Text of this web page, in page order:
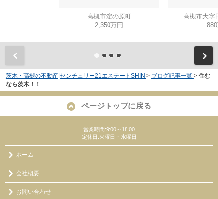
高槻市淀の原町
2,350万円
高槻市大字
茨木・高槻の不動産|センチュリー21エステートSHIN > ブログ記事一覧 > 住む
なら茨木！！
ページトップに戻る
営業時間:9:00～18:00
定休日:火曜日・水曜日
ホーム
会社概要
お問い合わせ